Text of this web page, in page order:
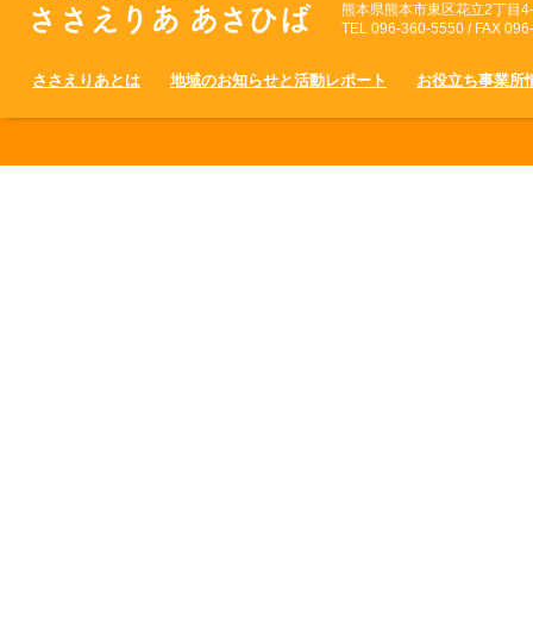
熊本県熊本市東区花立2丁目
TEL 096-360-5550 / FAX
ささえりあとは 地域のお知らせと活動レポート お役立ち事業所